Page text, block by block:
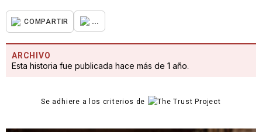
COMPARTIR ...
ARCHIVO
Esta historia fue publicada hace más de 1 año.
Se adhiere a los criterios de